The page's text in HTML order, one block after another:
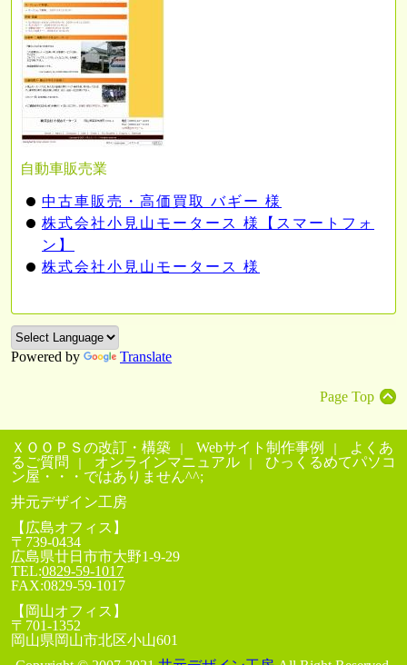
自動車販売業
中古車販売・高価買取 バギー 様
株式会社小見山モータース 様【スマートフォ
ン】
株式会社小見山モータース 様
Powered by Translate
Page Top
ＸＯＯＰＳの改訂・構築 Webサイト制作事例
よくあ
るご質問
オンラインマニュアル
ひっくるめてパソコ
ン屋・・・ではありません^^;
井元デザイン工房
【広島オフィス】
〒739-0434
広島県廿日市市大野1-9-29
TEL:0829-59-1017
FAX:0829-59-1017
【岡山オフィス】
〒701-1352
岡山県岡山市北区小山601